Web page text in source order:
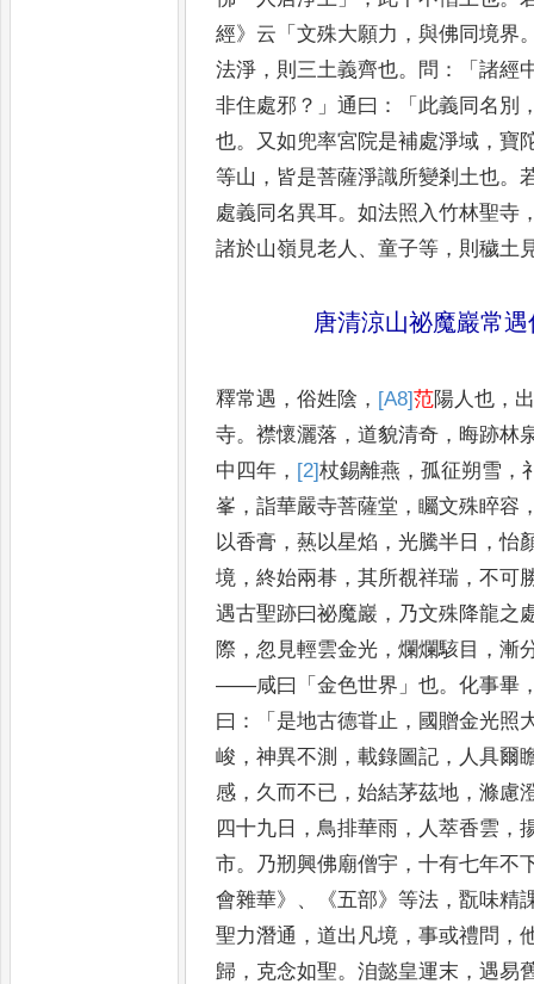
經》 云 「文殊大願力 ，與佛同境界
法淨 ， 則三土義齊也。 問 ：「諸經
非住處邪 ？」通曰 ：「 此義 同名別
也。 又如兜率宮院是補處淨域 ，寶
等山 ， 皆是菩薩淨識所變剎土也。
處義 同名異耳。如法照入竹林聖寺
諸於山嶺見老人 、童子等 ， 則穢土
唐清涼山祕魔巖常遇
釋常遇 ，俗姓陰 ， [A8]范陽人也 ，
寺。襟懷灑落 ，道貌清奇 ， 晦跡林
中四年 ， [2]杖錫離燕 ，孤征朔雪 ，
峯 ，詣華嚴寺菩薩堂 ，矚文殊睟容
以香膏 ，爇以星焰 ，光騰半日 ，怡
境 ，終始兩朞 ，其所覩祥瑞 ，不可
遇古聖跡曰祕魔巖 ， 乃文殊降龍之
際 ， 忽見輕雲金光 ，爛爛駭目 ，漸
——咸曰 「金色世界 」也。化事畢
曰 ：「 是地古德甞止 ， 國贈金光照
峻 ，神異不測 ，載錄圖記 ， 人具爾
感 ， 久而不已 ，始結茅茲地 ，滌慮
四十九日 ， 鳥排華雨 ， 人萃香雲 ，
市。 乃剏興佛廟僧宇 ，十有七年不
會雜華》、《五部》等法 ，翫味精
聖力潛通 ，道出凡境 ，事或禮問 ，
歸 ， 克念如聖。洎懿皇運末 ，遇易